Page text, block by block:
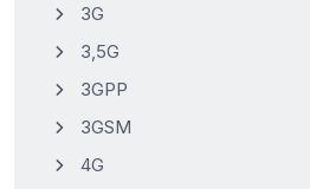
3G
3,5G
3GPP
3GSM
4G